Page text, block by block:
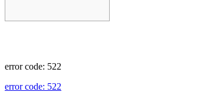
error code: 522
error code: 522